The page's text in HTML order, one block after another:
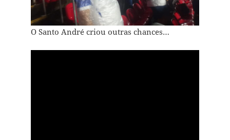
O Santo André criou outras chances…